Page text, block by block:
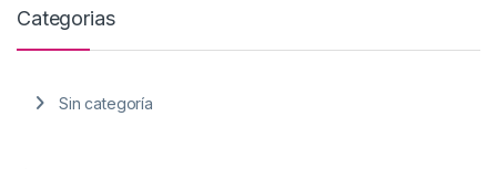
Categorias
Sin categoría